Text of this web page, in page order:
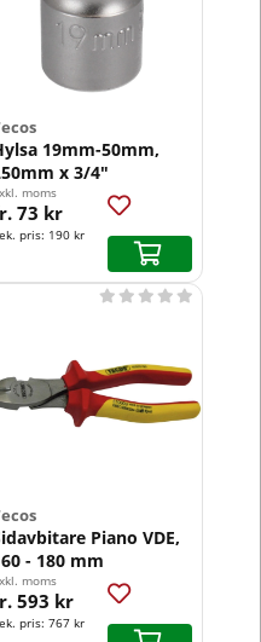
19mm-50mm,
x 3/4"
moms
73 kr
pris: 190 kr
Piano VDE,
- 180 mm
    
moms
593 kr
pris: 767 kr